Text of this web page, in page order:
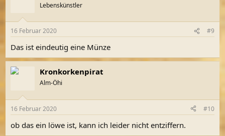
e
:
Lebenskünstler
16 Februar 2020 #9
Das ist eindeutig eine Münze
Kronkorkenpirat
Alm-Öhi
16 Februar 2020 #10
ob das ein löwe ist, kann ich leider nicht entziffern.